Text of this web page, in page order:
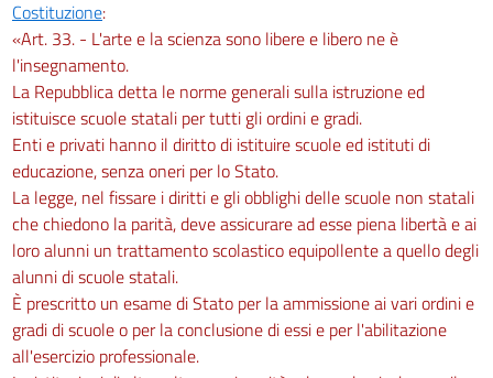
Costituzione:
«Art. 33. - L'arte e la scienza sono libere e libero ne è
l'insegnamento.
La Repubblica detta le norme generali sulla istruzione ed
istituisce scuole statali per tutti gli ordini e gradi.
Enti e privati hanno il diritto di istituire scuole ed istituti di
educazione, senza oneri per lo Stato.
La legge, nel fissare i diritti e gli obblighi delle scuole non statali
che chiedono la parità, deve assicurare ad esse piena libertà e ai
loro alunni un trattamento scolastico equipollente a quello degli
alunni di scuole statali.
È prescritto un esame di Stato per la ammissione ai vari ordini e
gradi di scuole o per la conclusione di essi e per l'abilitazione
all'esercizio professionale.